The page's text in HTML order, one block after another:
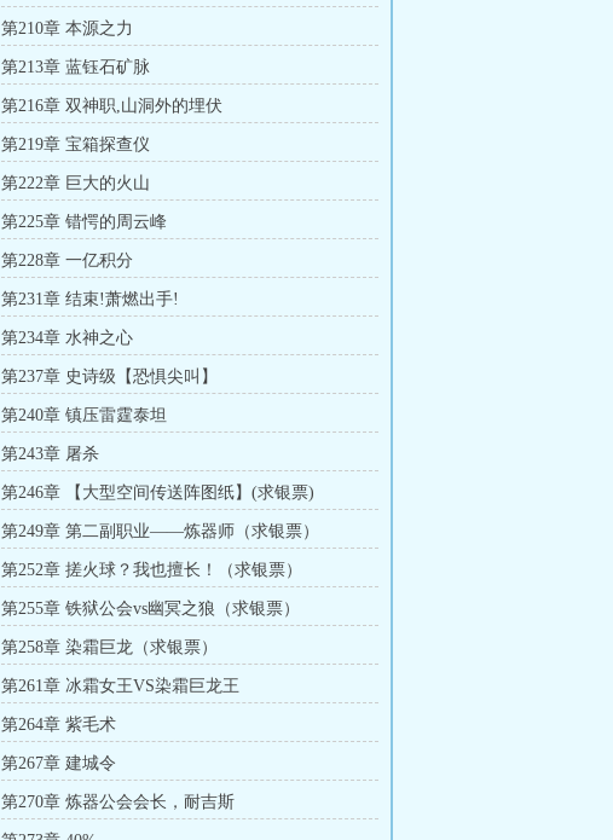
第210章 本源之力
第213章 蓝钰石矿脉
第216章 双神职,山洞外的埋伏
第219章 宝箱探查仪
第222章 巨大的火山
第225章 错愕的周云峰
第228章 一亿积分
第231章 结束!萧燃出手!
第234章 水神之心
第237章 史诗级【恐惧尖叫】
第240章 镇压雷霆泰坦
第243章 屠杀
第246章 【大型空间传送阵图纸】(求银票)
第249章 第二副职业——炼器师（求银票）
第252章 搓火球？我也擅长！（求银票）
第255章 铁狱公会vs幽冥之狼（求银票）
第258章 染霜巨龙（求银票）
第261章 冰霜女王VS染霜巨龙王
第264章 紫毛术
第267章 建城令
第270章 炼器公会会长，耐吉斯